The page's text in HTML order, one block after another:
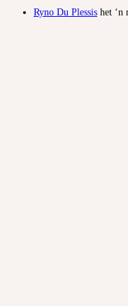
Ryno Du Plessis het ‘n